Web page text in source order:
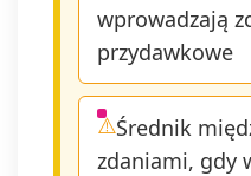
wprowadzają
przydawkowe
Średnik
zdaniami, gdy